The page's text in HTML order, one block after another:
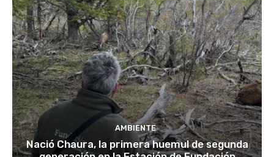
AMBIENTE
Nació Chaura, la primera huemul de segunda